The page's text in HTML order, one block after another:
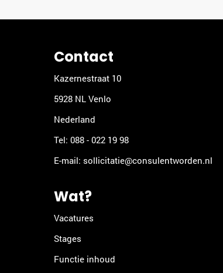
Contact
Kazernestraat 10
5928 NL Venlo
Nederland
Tel: 088 - 022 19 98
E-mail: sollicitatie@consulentworden.nl
Wat?
Vacatures
Stages
Functie inhoud